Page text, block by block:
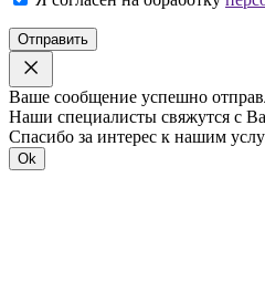
Отправить
Ваше сообщение успешно
Наши специалисты свяжутся с
Спасибо за интерес к нашим
Ok